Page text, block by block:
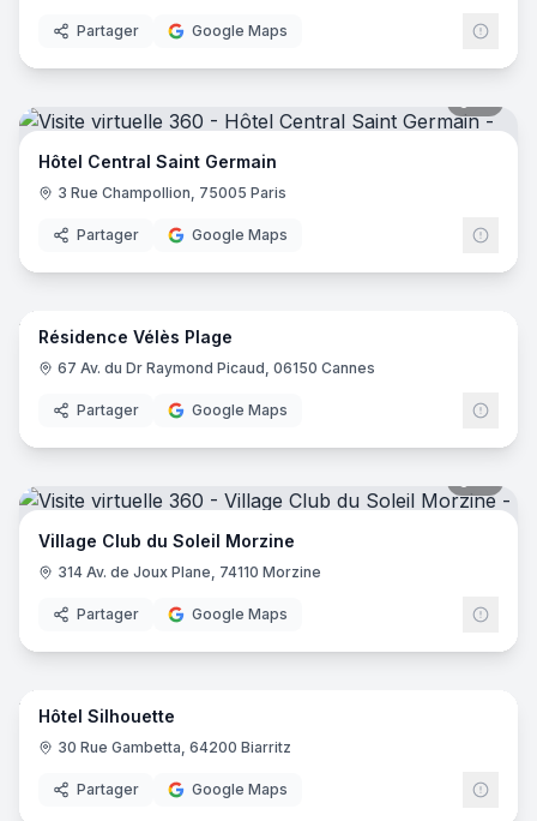
Partager Google Maps
Hôtel Central Saint Germain
3 Rue Champollion, 75005 Paris
Partager Google Maps
14
Résidence Vélès Plage
67 Av. du Dr Raymond Picaud, 06150 Cannes
Partager Google Maps
Village Club du Soleil Morzine
314 Av. de Joux Plane, 74110 Morzine
Partager Google Maps
22
Hôtel Silhouette
30 Rue Gambetta, 64200 Biarritz
Partager Google Maps